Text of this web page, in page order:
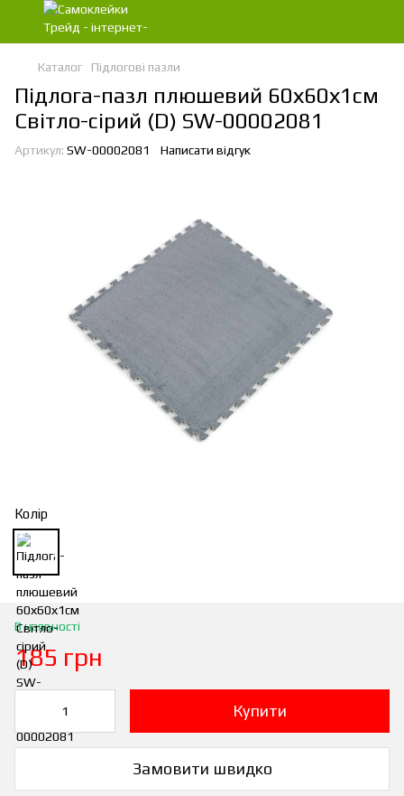
Каталог Підлогові пазли
Підлога-пазл плюшевий 60х60х1см
Світло-сірий (D) SW-00002081
Артикул: SW-00002081 Написати відгук
Колір
В наявності
185 грн
Купити
Замовити швидко